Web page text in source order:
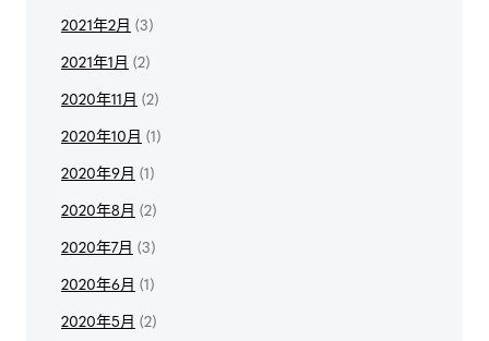
2021年2月 (3)
2021年1月 (2)
2020年11月 (2)
2020年10月 (1)
2020年9月 (1)
2020年8月 (2)
2020年7月 (3)
2020年6月 (1)
2020年5月 (2)